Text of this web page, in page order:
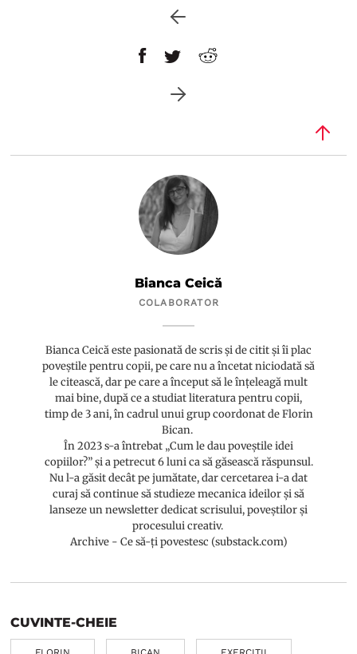
Bianca Ceică
COLABORATOR
Bianca Ceică este pasionată de scris și de citit și îi plac
poveștile pentru copii, pe care nu a încetat niciodată să
le citească, dar pe care a început să le înțeleagă mult
mai bine, după ce a studiat literatura pentru copii,
timp de 3 ani, în cadrul unui grup coordonat de Florin
Bican.
În 2023 s-a întrebat „Cum le dau poveștile idei
copiilor?” și a petrecut 6 luni ca să găsească răspunsul.
Nu l-a găsit decât pe jumătate, dar cercetarea i-a dat
curaj să continue să studieze mecanica ideilor și să
lanseze un newsletter dedicat scrisului, poveștilor și
procesului creativ.
Archive - Ce să-ți povestesc (substack.com)
CUVINTE-CHEIE